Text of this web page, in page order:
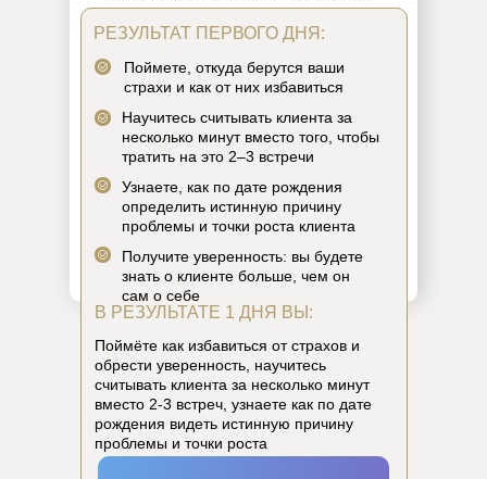
В РЕЗУЛЬТАТЕ 1 ДНЯ ВЫ:
РЕЗУЛЬТАТ ПЕРВОГО ДНЯ:
Получите уверенность: вы будете
знать о клиенте больше, чем он
сам о себе
Узнаете, как по дате рождения
определить истинную причину
проблемы и точки роста клиента
Научитесь считывать клиента за
несколько минут вместо того, чтобы
тратить на это 2–3 встречи
Поймете, откуда берутся ваши
страхи и как от них избавиться
Поймёте как избавиться от страхов и
обрести уверенность, научитесь
считывать клиента за несколько минут
вместо 2-3 встреч, узнаете как по дате
рождения видеть истинную причину
проблемы и точки роста